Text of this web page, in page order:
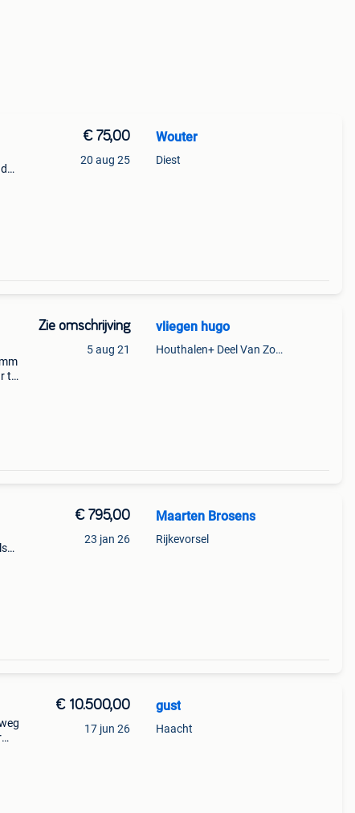
€ 75,00
20 aug 25
Wouter
Diest
te
Zie omschrijving
5 aug 21
vliegen hugo
Houthalen+ Deel Van Zonhoven En Zolder
€ 795,00
23 jan 26
Maarten Brosens
Rijkevorsel
€ 10.500,00
17 jun 26
gust
Haacht